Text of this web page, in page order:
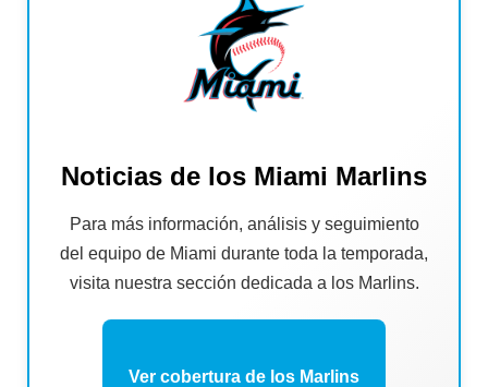
Noticias de los Miami Marlins
Para más información, análisis y seguimiento
del equipo de Miami durante toda la temporada,
visita nuestra sección dedicada a los Marlins.
Ver cobertura de los Marlins